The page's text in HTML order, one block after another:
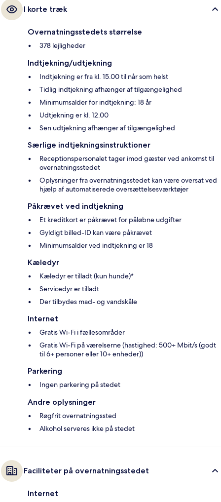
I korte træk
Overnatningsstedets størrelse
378 lejligheder
Indtjekning/udtjekning
Indtjekning er fra kl. 15.00 til når som helst
Tidlig indtjekning afhænger af tilgængelighed
Minimumsalder for indtjekning: 18 år
Udtjekning er kl. 12.00
Sen udtjekning afhænger af tilgængelighed
Særlige indtjekningsinstruktioner
Receptionspersonalet tager imod gæster ved ankomst til
overnatningsstedet
Oplysninger fra overnatningsstedet kan være oversat ved
hjælp af automatiserede oversættelsesværktøjer
Påkrævet ved indtjekning
Et kreditkort er påkrævet for påløbne udgifter
Gyldigt billed-ID kan være påkrævet
Minimumsalder ved indtjekning er 18
Kæledyr
Kæledyr er tilladt (kun hunde)*
Servicedyr er tilladt
Der tilbydes mad- og vandskåle
Internet
Gratis Wi-Fi i fællesområder
Gratis Wi-Fi på værelserne (hastighed: 500+ Mbit/s (godt
til 6+ personer eller 10+ enheder))
Parkering
Ingen parkering på stedet
Andre oplysninger
Røgfrit overnatningssted
Alkohol serveres ikke på stedet
Faciliteter på overnatningsstedet
Internet